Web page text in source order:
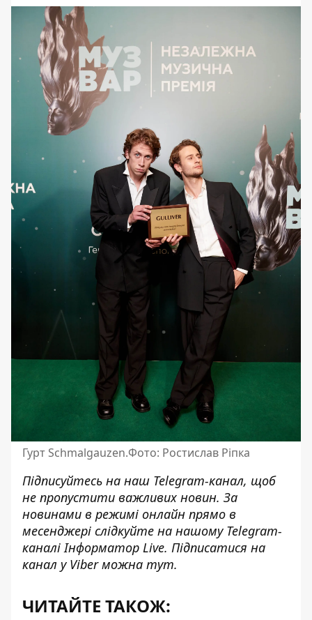
Гурт Schmalgauzen.Фото: Ростислав Ріпка
Підписуйтесь на наш Telegram-канал, щоб
не пропустити важливих новин. За
новинами в режимі онлайн прямо в
месенджері слідкуйте на нашому Telegram-
каналі Інформатор Live. Підписатися на
канал у Viber можна тут.
ЧИТАЙТЕ ТАКОЖ: